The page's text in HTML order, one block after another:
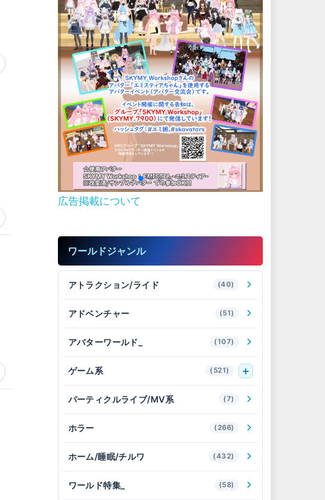
広告掲載について
ワールドジャンル
アトラクション/ライド (40)
アドベンチャー (51)
アバターワールド_ (107)
ゲーム系 (521)
パーティクルライブ/MV系 (7)
ホラー (266)
ホーム/睡眠/チルワ (432)
ワールド特集_ (58)